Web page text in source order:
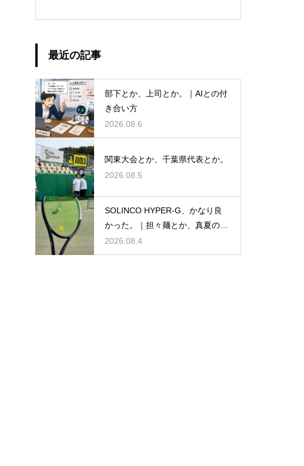
最近の記事
部下とか、上司とか。｜AIとの付
き合い方
2026.08.6
関東大会とか、千葉県代表とか。
2026.08.5
SOLINCO HYPER-G、かなり良
かった。｜担々麺とか、真夏のテ
ニスとか。
2026.08.4